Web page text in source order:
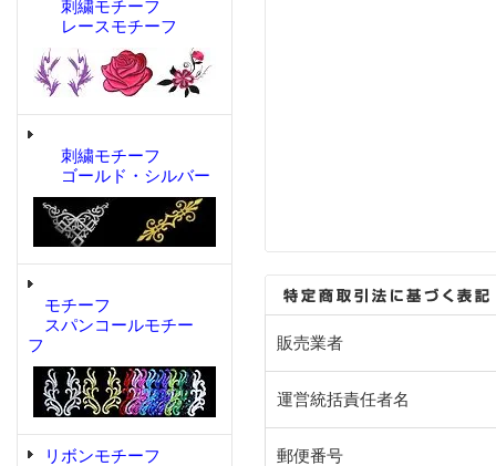
刺繍モチーフ
レースモチーフ
刺繍モチーフ
ゴールド・シルバー
モチーフ
スパンコールモチー
フ
リボンモチーフ
販売業者
運営統括責任者名
郵便番号